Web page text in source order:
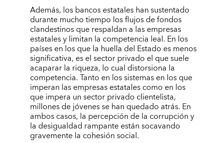
Además, los bancos estatales han sustentado
durante mucho tiempo los flujos de fondos
clandestinos que respaldan a las empresas
estatales y limitan la competencia leal. En los
países en los que la huella del Estado es menos
significativa, es el sector privado el que suele
acaparar la riqueza, lo cual distorsiona la
competencia. Tanto en los sistemas en los que
imperan las empresas estatales como en los
que impera un sector privado clientelista,
millones de jóvenes se han quedado atrás. En
ambos casos, la percepción de la corrupción y
la desigualdad rampante están socavando
gravemente la cohesión social.